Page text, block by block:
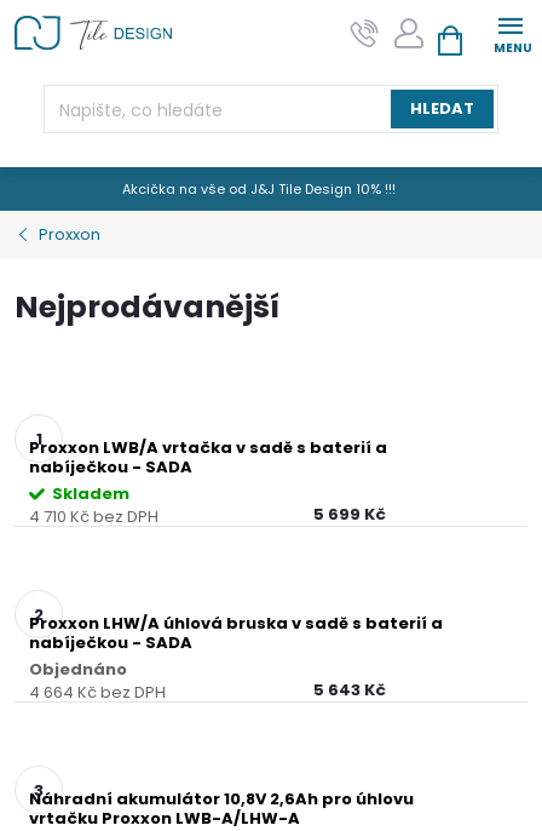
Přejít
na
HLEDAT
NÁKUPNÍ KOŠÍK
Akcička na vše od J&J Tile Design 10% !!!
Proxxon
Nejprodávanější
Proxxon LWB/A vrtačka v sadě s baterií a
nabíječkou - SADA
Skladem
5 699 Kč
4 710 Kč bez DPH
Proxxon LHW/A úhlová bruska v sadě s baterií a
nabíječkou - SADA
Objednáno
5 643 Kč
4 664 Kč bez DPH
Náhradní akumulátor 10,8V 2,6Ah pro úhlovu
vrtačku Proxxon LWB-A/LHW-A